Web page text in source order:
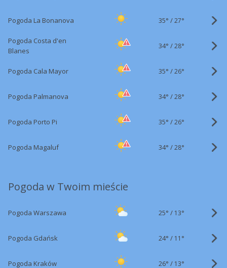
Pogoda La Bonanova 35° /27°
Pogoda Costa d'en
Blanes
34° /28°
Pogoda Cala Mayor 35° /26°
Pogoda Palmanova 34° /28°
Pogoda Porto Pi 35° /26°
Pogoda Magaluf 34° /28°
Pogoda w Twoim mieście
Pogoda Warszawa 25° / 13°
Pogoda Gdańsk 24° / 11°
Pogoda Kraków 26° / 13°